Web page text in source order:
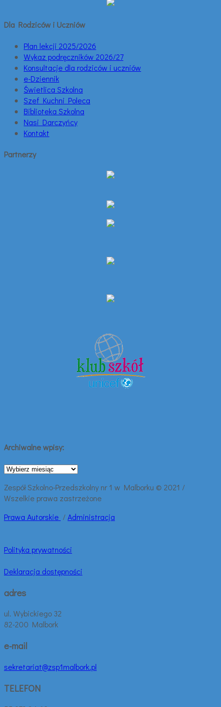
Dla Rodziców i Uczniów
Plan lekcji 2025/2026
Wykaz podręczników 2026/27
Konsultacje dla rodziców i uczniów
e-Dziennik
Świetlica Szkolna
Szef Kuchni Poleca
Biblioteka Szkolna
Nasi Darczyńcy
Kontakt
Partnerzy
Archiwalne wpisy:
Archiwalne
Zespół Szkolno-Przedszkolny nr 1 w Malborku © 2021 /
Wszelkie prawa zastrzeżone
Prawa Autorskie /Administracja
Polityka prywatności
Deklaracja dostępności
adres
ul. Wybickiego 32
82-200 Malbork
e-mail
sekretariat@zsp1malbork.pl
TELEFON